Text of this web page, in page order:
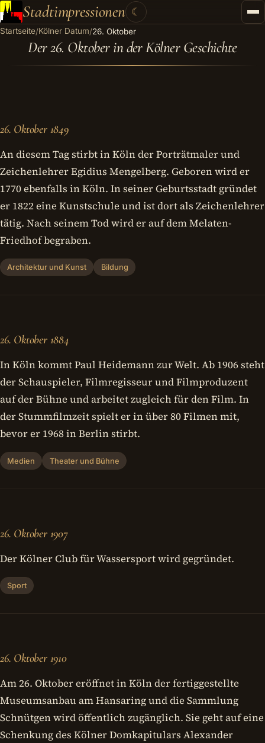
Stadtimpressionen
Startseite
Stadtführungen
Kontakt
Kategorien ▾
☾
Startseite/Kölner Datum/26. Oktober
Der 26. Oktober in der Kölner Geschichte
26. Oktober 1849
An diesem Tag stirbt in Köln der Porträtmaler und
Zeichenlehrer Egidius Mengelberg. Geboren wird er
1770 ebenfalls in Köln. In seiner Geburtsstadt gründet
er 1822 eine Kunstschule und ist dort als Zeichenlehrer
tätig. Nach seinem Tod wird er auf dem Melaten-
Friedhof begraben.
Architektur und Kunst Bildung
26. Oktober 1884
In Köln kommt Paul Heidemann zur Welt. Ab 1906 steht
der Schauspieler, Filmregisseur und Filmproduzent
auf der Bühne und arbeitet zugleich für den Film. In
der Stummfilmzeit spielt er in über 80 Filmen mit,
bevor er 1968 in Berlin stirbt.
Medien Theater und Bühne
26. Oktober 1907
Der Kölner Club für Wassersport wird gegründet.
Sport
26. Oktober 1910
Am 26. Oktober eröffnet in Köln der fertiggestellte
Museumsanbau am Hansaring und die Sammlung
Schnütgen wird öffentlich zugänglich. Sie geht auf eine
Schenkung des Kölner Domkapitulars Alexander